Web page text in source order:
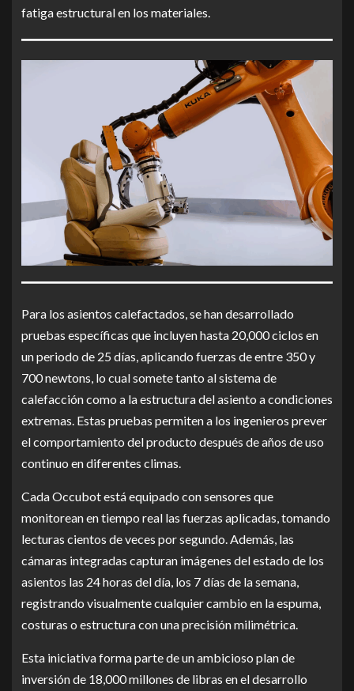
fatiga estructural en los materiales.
Para los asientos calefactados, se han desarrollado
pruebas específicas que incluyen hasta 20,000 ciclos en
un periodo de 25 días, aplicando fuerzas de entre 350 y
700 newtons, lo cual somete tanto al sistema de
calefacción como a la estructura del asiento a condiciones
extremas. Estas pruebas permiten a los ingenieros prever
el comportamiento del producto después de años de uso
continuo en diferentes climas.
Cada Occubot está equipado con sensores que
monitorean en tiempo real las fuerzas aplicadas, tomando
lecturas cientos de veces por segundo. Además, las
cámaras integradas capturan imágenes del estado de los
asientos las 24 horas del día, los 7 días de la semana,
registrando visualmente cualquier cambio en la espuma,
costuras o estructura con una precisión milimétrica.
Esta iniciativa forma parte de un ambicioso plan de
inversión de 18,000 millones de libras en el desarrollo